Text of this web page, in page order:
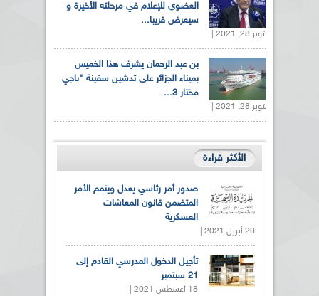
العضوي للإعلام في مرحلته الأخيرة و
سيعرض قريبا...
أكتوبر 28, 2021 |
بن عبد الرحمان يشرف هذا الخميس
بميناء الجزائر على تدشين سفينة "باجي
مختار 3...
أكتوبر 28, 2021 |
الأكثر قراءة
صدور أمر رئاسي يعدل ويتمم الأمر
المتضمن قانون المعاشات
العسكرية
20 أبريل 2021 |
تأجيل الدخول المدرسي القادم إلى
21 سبتمبر
18 أغسطس 2021 |